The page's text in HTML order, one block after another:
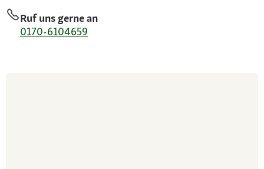
Ruf uns gerne an
0170-6104659